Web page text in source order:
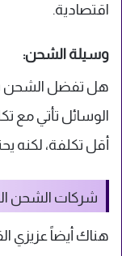
اقتصادية.
وسيلة الشحن:
هل تفضل الشحن
الوسائل تأتي مع
أقل تكلفة، لكنه
شركات الشحن
هناك أيضاً عزيزي